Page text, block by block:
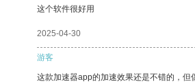
这个软件很好用
2025-04-30
游客
这款加速器app的加速效果还是不错的，但